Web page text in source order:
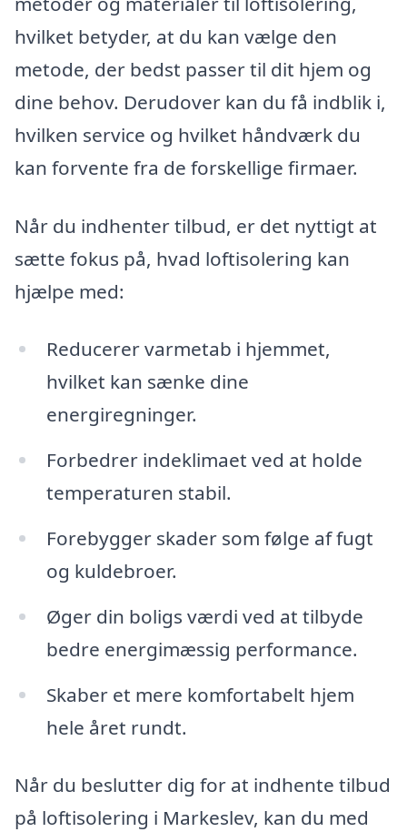
hvilket betyder, at du kan vælge den
metode, der bedst passer til dit hjem og
dine behov. Derudover kan du få indblik i,
hvilken service og hvilket håndværk du
kan forvente fra de forskellige firmaer.
Når du indhenter tilbud, er det nyttigt at
sætte fokus på, hvad loftisolering kan
hjælpe med:
Reducerer varmetab i hjemmet,
hvilket kan sænke dine
energiregninger.
Forbedrer indeklimaet ved at holde
temperaturen stabil.
Forebygger skader som følge af fugt
og kuldebroer.
Øger din boligs værdi ved at tilbyde
bedre energimæssig performance.
Skaber et mere komfortabelt hjem
hele året rundt.
Når du beslutter dig for at indhente tilbud
på loftisolering i Markeslev, kan du med